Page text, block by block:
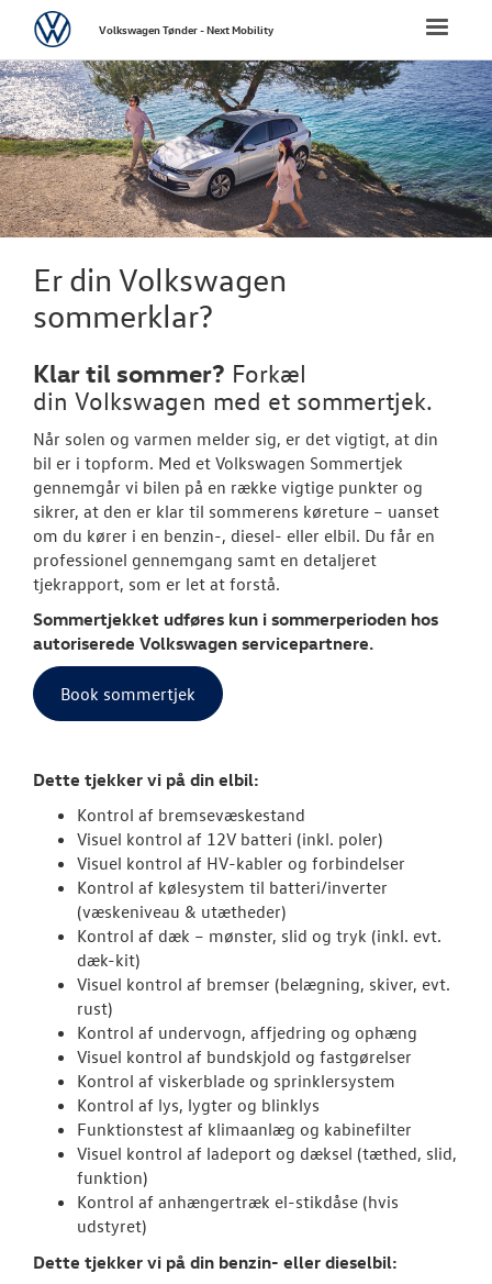
FORSIDE
NYE
NYE VAREBILER
LEJ EN
LEJ EN
CRAFTER
OM OS
LEJ EN
Toggle
VolkswagenVolkswagen Tønder - Next Mobility
Er din Volkswagen
sommerklar?
Klar til sommer? Forkæl
din Volkswagen med et sommertjek.
Når solen og varmen melder sig, er det vigtigt, at din
bil er i topform. Med et Volkswagen Sommertjek
gennemgår vi bilen på en række vigtige punkter og
sikrer, at den er klar til sommerens køreture – uanset
om du kører i en benzin-, diesel- eller elbil. Du får en
professionel gennemgang samt en detaljeret
tjekrapport, som er let at forstå.
Sommertjekket udføres kun i sommerperioden hos
autoriserede Volkswagen servicepartnere.
Book sommertjek
Dette tjekker vi på din elbil:
Kontrol af bremsevæskestand
Visuel kontrol af 12V batteri (inkl. poler)
Visuel kontrol af HV-kabler og forbindelser
Kontrol af kølesystem til batteri/inverter
(væskeniveau & utætheder)
Kontrol af dæk – mønster, slid og tryk (inkl. evt.
dæk-kit)
Visuel kontrol af bremser (belægning, skiver, evt.
rust)
Kontrol af undervogn, affjedring og ophæng
Visuel kontrol af bundskjold og fastgørelser
Kontrol af viskerblade og sprinklersystem
Kontrol af lys, lygter og blinklys
Funktionstest af klimaanlæg og kabinefilter
Visuel kontrol af ladeport og dæksel (tæthed, slid,
funktion)
Kontrol af anhængertræk el-stikdåse (hvis
udstyret)
Dette tjekker vi på din benzin- eller dieselbil: